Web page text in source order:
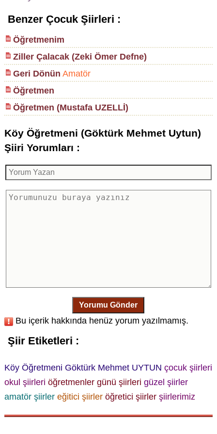
Benzer Çocuk Şiirleri :
Öğretmenim
Ziller Çalacak (Zeki Ömer Defne)
Geri Dönün Amatör
Öğretmen
Öğretmen (Mustafa UZELLİ)
Köy Öğretmeni (Göktürk Mehmet Uytun)
Şiiri Yorumları :
Yorumu Gönder
Bu içerik hakkında henüz yorum yazılmamış.
Şiir Etiketleri :
Köy Öğretmeni Göktürk Mehmet UYTUN çocuk şiirleri
okul şiirleri öğretmenler günü şiirleri güzel şiirler
amatör şiirler eğitici şiirler öğretici şiirler şiirlerimiz